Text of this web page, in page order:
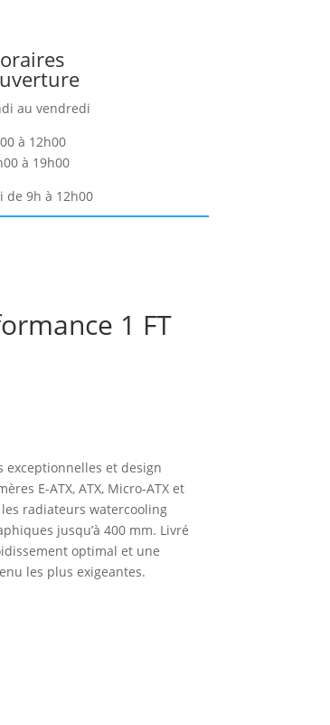
au vendredi
à 12h00
à 19h00
de 9h à 12h00
1 FT
exceptionnelles et design
E-ATX, ATX, Micro-ATX et
radiateurs watercooling
jusqu’à 400 mm. Livré
optimal et une
les plus exigeantes.